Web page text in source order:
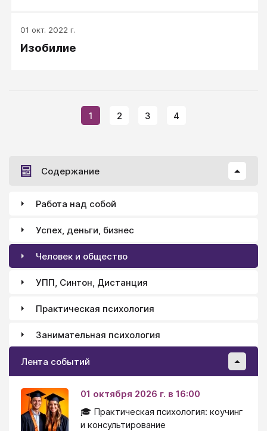
воплощают эту идеологию в жизнь и осуществляют
01 окт. 2022 г.
Изобилие
1 2 3 4
Содержание
Работа над собой
Успех, деньги, бизнес
Человек и общество
УПП, Синтон, Дистанция
Практическая психология
Занимательная психология
Лента событий
01 октября 2026 г. в 16:00
🎓 Практическая психология: коучинг
и консультирование